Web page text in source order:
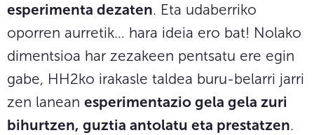
esperimenta dezaten. Eta udaberriko
oporren aurretik… hara ideia ero bat! Nolako
dimentsioa har zezakeen pentsatu ere egin
gabe, HH2ko irakasle taldea buru-belarri jarri
zen lanean esperimentazio gela gela zuri
bihurtzen, guztia antolatu eta prestatzen.